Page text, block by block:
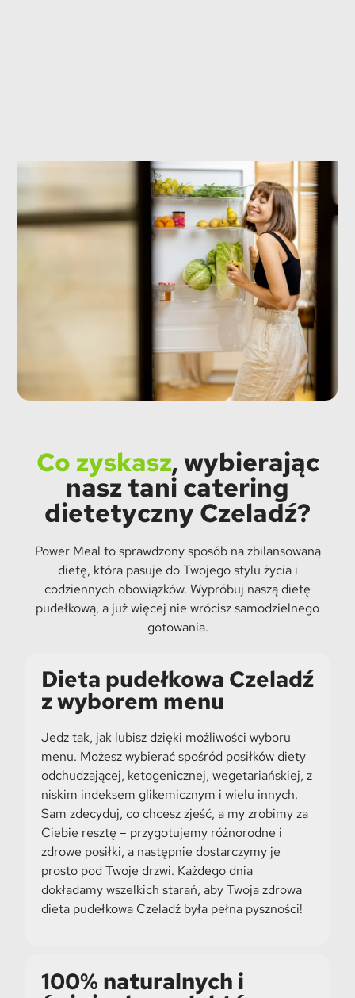
Co zyskasz, wybierając
nasz tani catering
dietetyczny Czeladź?
Power Meal to sprawdzony sposób na zbilansowaną
dietę, która pasuje do Twojego stylu życia i
codziennych obowiązków. Wypróbuj naszą dietę
pudełkową, a już więcej nie wrócisz samodzielnego
gotowania.
Dieta pudełkowa Czeladź
z wyborem menu
Jedz tak, jak lubisz dzięki możliwości wyboru
menu. Możesz wybierać spośród posiłków diety
odchudzającej, ketogenicznej, wegetariańskiej, z
niskim indeksem glikemicznym i wielu innych.
Sam zdecyduj, co chcesz zjeść, a my zrobimy za
Ciebie resztę – przygotujemy różnorodne i
zdrowe posiłki, a następnie dostarczymy je
prosto pod Twoje drzwi. Każdego dnia
dokładamy wszelkich starań, aby Twoja zdrowa
dieta pudełkowa Czeladź była pełna pyszności!
100% naturalnych i